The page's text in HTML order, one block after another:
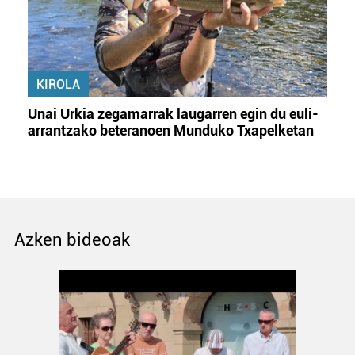
KIROLA
Unai Urkia zegamarrak laugarren egin du euli-
arrantzako beteranoen Munduko Txapelketan
Azken bideoak